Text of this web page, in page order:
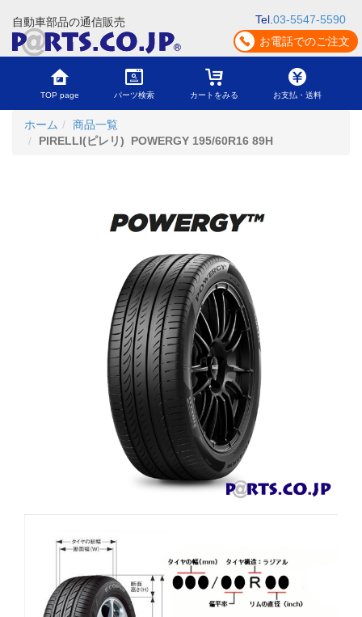
自動車部品の通信販売 Tel. 03-5547-5590
お電話でのご注文
TOP page パーツ検索 カートをみる お支払・送料
ホーム
商品一覧
PIRELLI(ピレリ) POWERGY 195/60R16 89H